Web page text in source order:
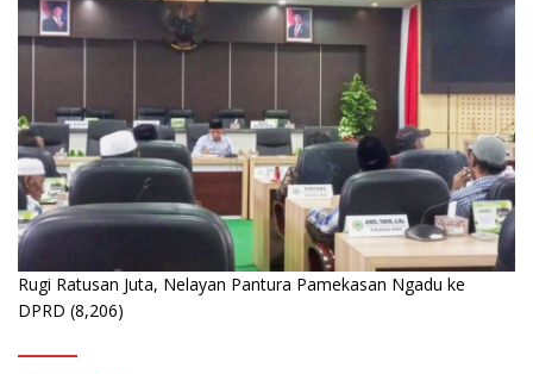
Rugi Ratusan Juta, Nelayan Pantura Pamekasan Ngadu ke
DPRD (8,206)